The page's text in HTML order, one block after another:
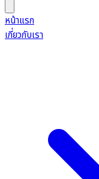
หน้าแรก
เกี่ยวกับเรา